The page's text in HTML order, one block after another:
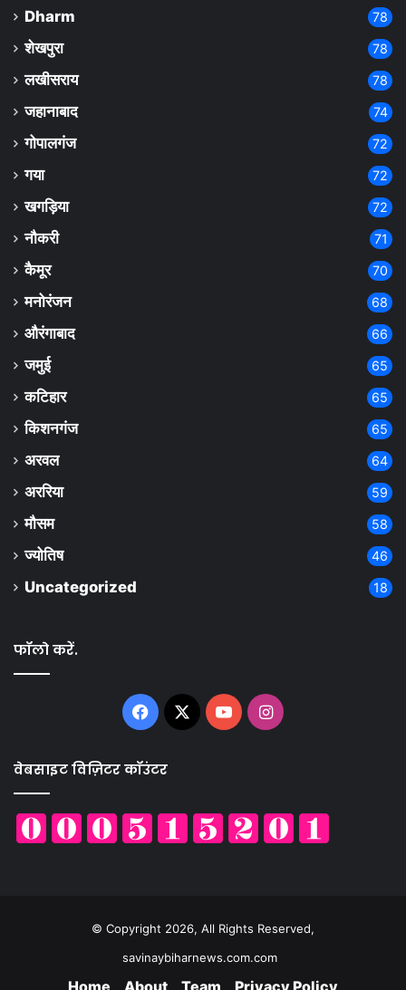
Dharm 78
शेखपुरा 78
लखीसराय 78
जहानाबाद 74
गोपालगंज 72
गया 72
खगड़िया 72
नौकरी 71
कैमूर 70
मनोरंजन 68
औरंगाबाद 66
जमुई 65
कटिहार 65
किशनगंज 65
अरवल 64
अररिया 59
मौसम 58
ज्योतिष 46
Uncategorized 18
फॉलो करें.
Facebook
X YouTubeInstagram
वेबसाइट विज़िटर कॉउंटर
© Copyright 2026, All Rights Reserved,
savinaybiharnews.com.com